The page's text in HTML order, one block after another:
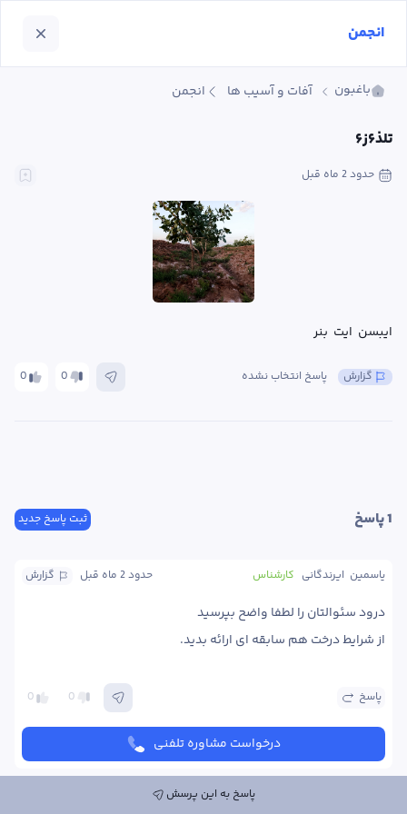
باغبون آفات و آسیب ها انجمن
تلذ۶ز۶
حدود 2 ماه قبل
ایبسن  ایت  بنر
0 0 پاسخ انتخاب نشده گزارش
ثبت پاسخ جدید 1 پاسخ
گزارش حدود 2 ماه قبل کارشناس یاسمین  ایرندگانی
از شرایط درخت هم سابقه ای ارائه بدید.
0 0 پاسخ
درخواست مشاوره تلفنی
ارسال پاسخ به این پرسش
پاسخ به این پرسش
انجمن